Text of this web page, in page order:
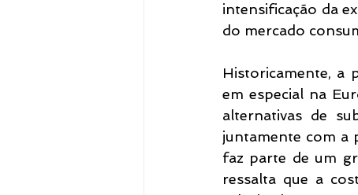
intensificação da
do mercado
Historicamente, a
em especial na
alternativas de
juntamente com a
faz parte de um
ressalta que a